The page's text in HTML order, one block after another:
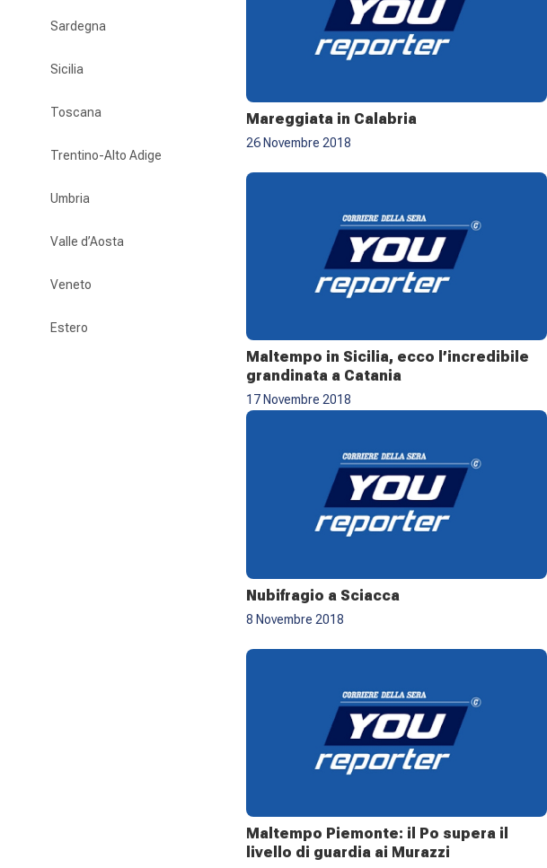
Sardegna
Sicilia
Toscana
Trentino-Alto Adige
Umbria
Valle d’Aosta
Veneto
Estero
Mareggiata in Calabria
26 Novembre 2018
Maltempo in Sicilia, ecco l’incredibile
grandinata a Catania
17 Novembre 2018
Nubifragio a Sciacca
8 Novembre 2018
Maltempo Piemonte: il Po supera il
livello di guardia ai Murazzi